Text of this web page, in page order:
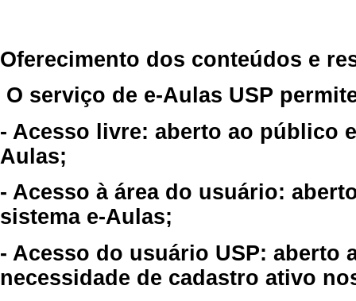
Oferecimento dos conteúdos e
O serviço de e-Aulas USP
- Acesso livre: aberto ao público
Aulas;
- Acesso à área do usuário:
sistema e-Aulas;
- Acesso do usuário USP: aberto
necessidade de cadastro ativo